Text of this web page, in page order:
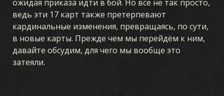
ожидая приказа идти в бой. Но всё не так просто,
ведь эти 17 карт также претерпевают
кардинальные изменения, превращаясь, по сути,
в новые карты. Прежде чем мы перейдём к ним,
давайте обсудим, для чего мы вообще это
затеяли.